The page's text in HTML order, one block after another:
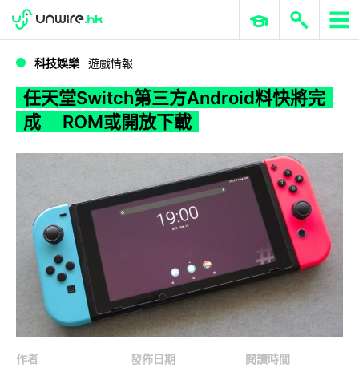
WWDC 2026 ERP 與商業 AI
科技娛樂 遊戲情報
任天堂Switch第三方Android料快將完
成 ROM或開放下載
作者
發佈日期
閱讀時間